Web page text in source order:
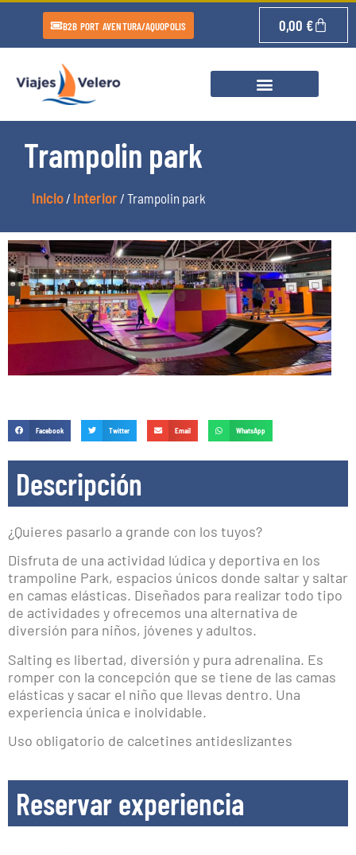
B2B PORT AVENTURA/AQUOPOLIS 0,00 €
Trampolin park
Inicio / Interior / Trampolin park
Facebook Twitter Email WhatsApp
Descripción
¿Quieres pasarlo a grande con los tuyos?
Disfruta de una actividad lúdica y deportiva en los
trampoline Park, espacios únicos donde saltar y saltar
en camas elásticas. Diseñados para realizar todo tipo
de actividades y ofrecemos una alternativa de
diversión para niños, jóvenes y adultos.
Salting es libertad, diversión y pura adrenalina. Es
romper con la concepción que se tiene de las camas
elásticas y sacar el niño que llevas dentro. Una
experiencia única e inolvidable.
Uso obligatorio de calcetines antideslizantes
Reservar experiencia